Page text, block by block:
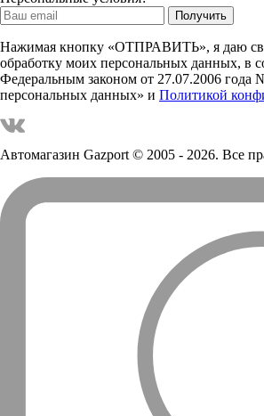
Нажимая кнопку «ОТПРАВИТЬ», я даю
обработку моих персональных данных, в
Федеральным законом от 27.07.2006
персональных данных» и Политикой
Автомагазин Gazport© 2005 - 2026. Все